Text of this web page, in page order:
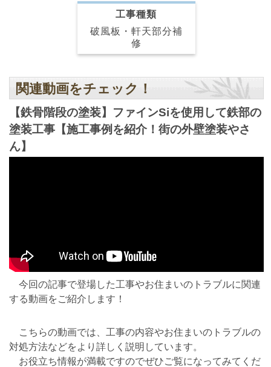
工事種類
破風板・軒天部分補
修
関連動画をチェック！
【鉄骨階段の塗装】ファインSiを使用して鉄部の
塗装工事【施工事例を紹介！街の外壁塗装やさ
ん】
今回の記事で登場した工事やお住まいのトラブルに関連
する動画をご紹介します！
こちらの動画では、工事の内容やお住まいのトラブルの
対処方法などをより詳しく説明しています。
お役立ち情報が満載ですのでぜひご覧になってみてくだ